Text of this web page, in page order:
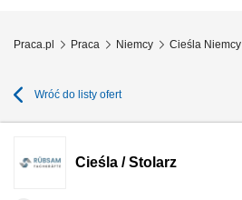
Praca.pl Praca Niemcy Cieśla Niemcy
Wróć do listy ofert
Cieśla / Stolarz